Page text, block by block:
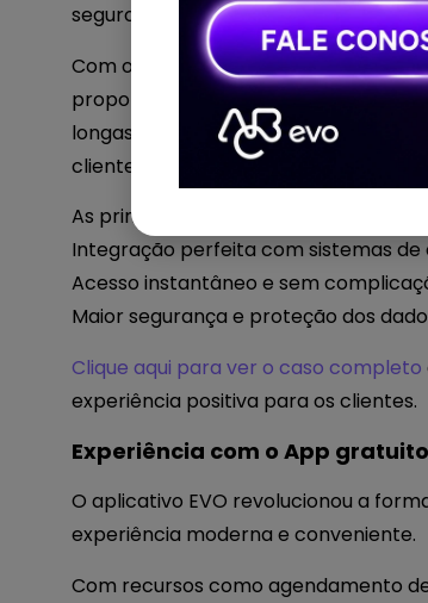
seguro de entrada é essencial para
Com o EVO, academias foram
proporcionando uma entrada suave
longas filas e falhas no acesso, mas
clientes entram na academia.
As principais melhorias
Integração perfeita com sistemas
Acesso instantâneo e sem
Maior segurança e proteção dos
Clique aqui para ver o caso completo
experiência positiva para os clientes.
Experiência com o App
O aplicativo EVO revolucionou a
experiência moderna e conveniente.
Com recursos como agendamento